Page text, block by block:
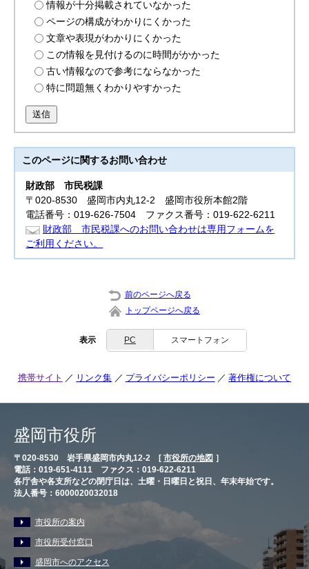
情報が十分掲載されていなかった
ページの構成がわかりにくかった
文章や表現がわかりにくかった
この情報を見付けるのに時間がかかった
古い情報なので参考にならなかった
特に問題無くわかりやすかった
送信
このページに関するお問い合わせ
財政部市民税課
〒020-8530 盛岡市内丸12-2 盛岡市役所本館2階
電話番号：019-626-7504 ファクス番号：019-622-6211
財政部 市民税課へのお問い合わせは専用フォームを
ご利用ください。
前のページへ戻る
トップページへ戻る
表示 PC スマートフォン
携帯サイト リンク集 プライバシーポリシー 著作権について
盛岡市役所
〒020-8530 岩手県盛岡市内丸12-2 [ 市役所の地図 ］
電話：019-651-4111 ファクス：019-622-6211
各庁舎や各支所などの閉庁日は、土曜・日曜日と祝日、年末年始です。
法人番号：6000020032018
市役所の案内
市役所受付窓口
盛岡市へのアクセス